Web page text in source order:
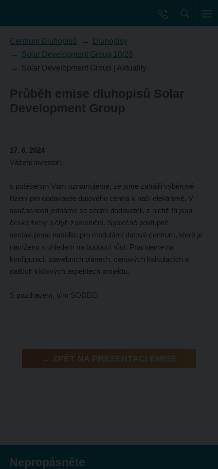
Centrum Dluhopisů
Dluhopisy
Solar Development Group 10/28
Solar Development Group | Aktuality
Průběh emise dluhopisů Solar
Development Group
17. 6. 2024
Vážení investoři,
s potěšením Vám oznamujeme, že jsme zahájili výběrové
řízení pro dodavatele datového centra k naší elektrárně. V
současnosti jednáme se sedmi dodavateli, z nichž tři jsou
české firmy a čtyři zahraniční. Společně postupně
sestavujeme nabídku pro modulární datové centrum, které je
navrženo s ohledem na budoucí růst. Pracujeme na
konfiguraci, stavebních plánech, cenových kalkulacích a
dalších klíčových aspektech projektu.
S pozdravem, tým SODEG
← ZPĚT NA PREZENTACI EMISE
Nepropásněte